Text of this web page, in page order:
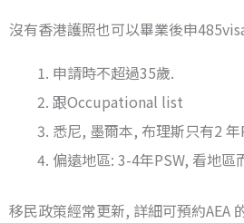
沒有香港護照也可以畢業後申
申請時不超過35歲.
跟Occupational list
悉尼, 墨爾本, 布理斯只有2 年
偏遠地區: 3-4年PSW, 看地區
移民政策經常更新, 詳細可預約AEA